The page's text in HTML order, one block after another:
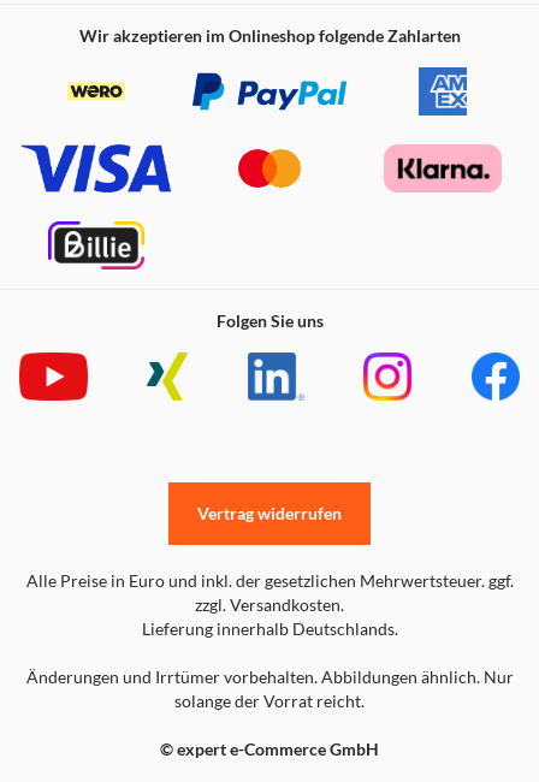
Wir akzeptieren im Onlineshop folgende Zahlarten
Folgen Sie uns
Alle Preise in Euro und inkl. der gesetzlichen Mehrwertsteuer. ggf.
zzgl. Versandkosten.
Lieferung innerhalb Deutschlands.
Änderungen und Irrtümer vorbehalten. Abbildungen ähnlich. Nur
solange der Vorrat reicht.
© expert e-Commerce GmbH
Vertrag widerrufen